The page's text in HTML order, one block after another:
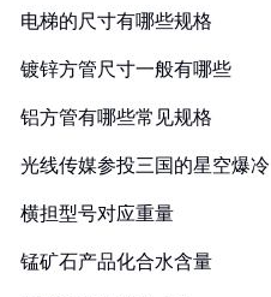
电梯的尺寸有哪些规格
镀锌方管尺寸一般有哪些
铝方管有哪些常见规格
光线传媒参投三国的星空爆冷
横担型号对应重量
锰矿石产品化合水含量